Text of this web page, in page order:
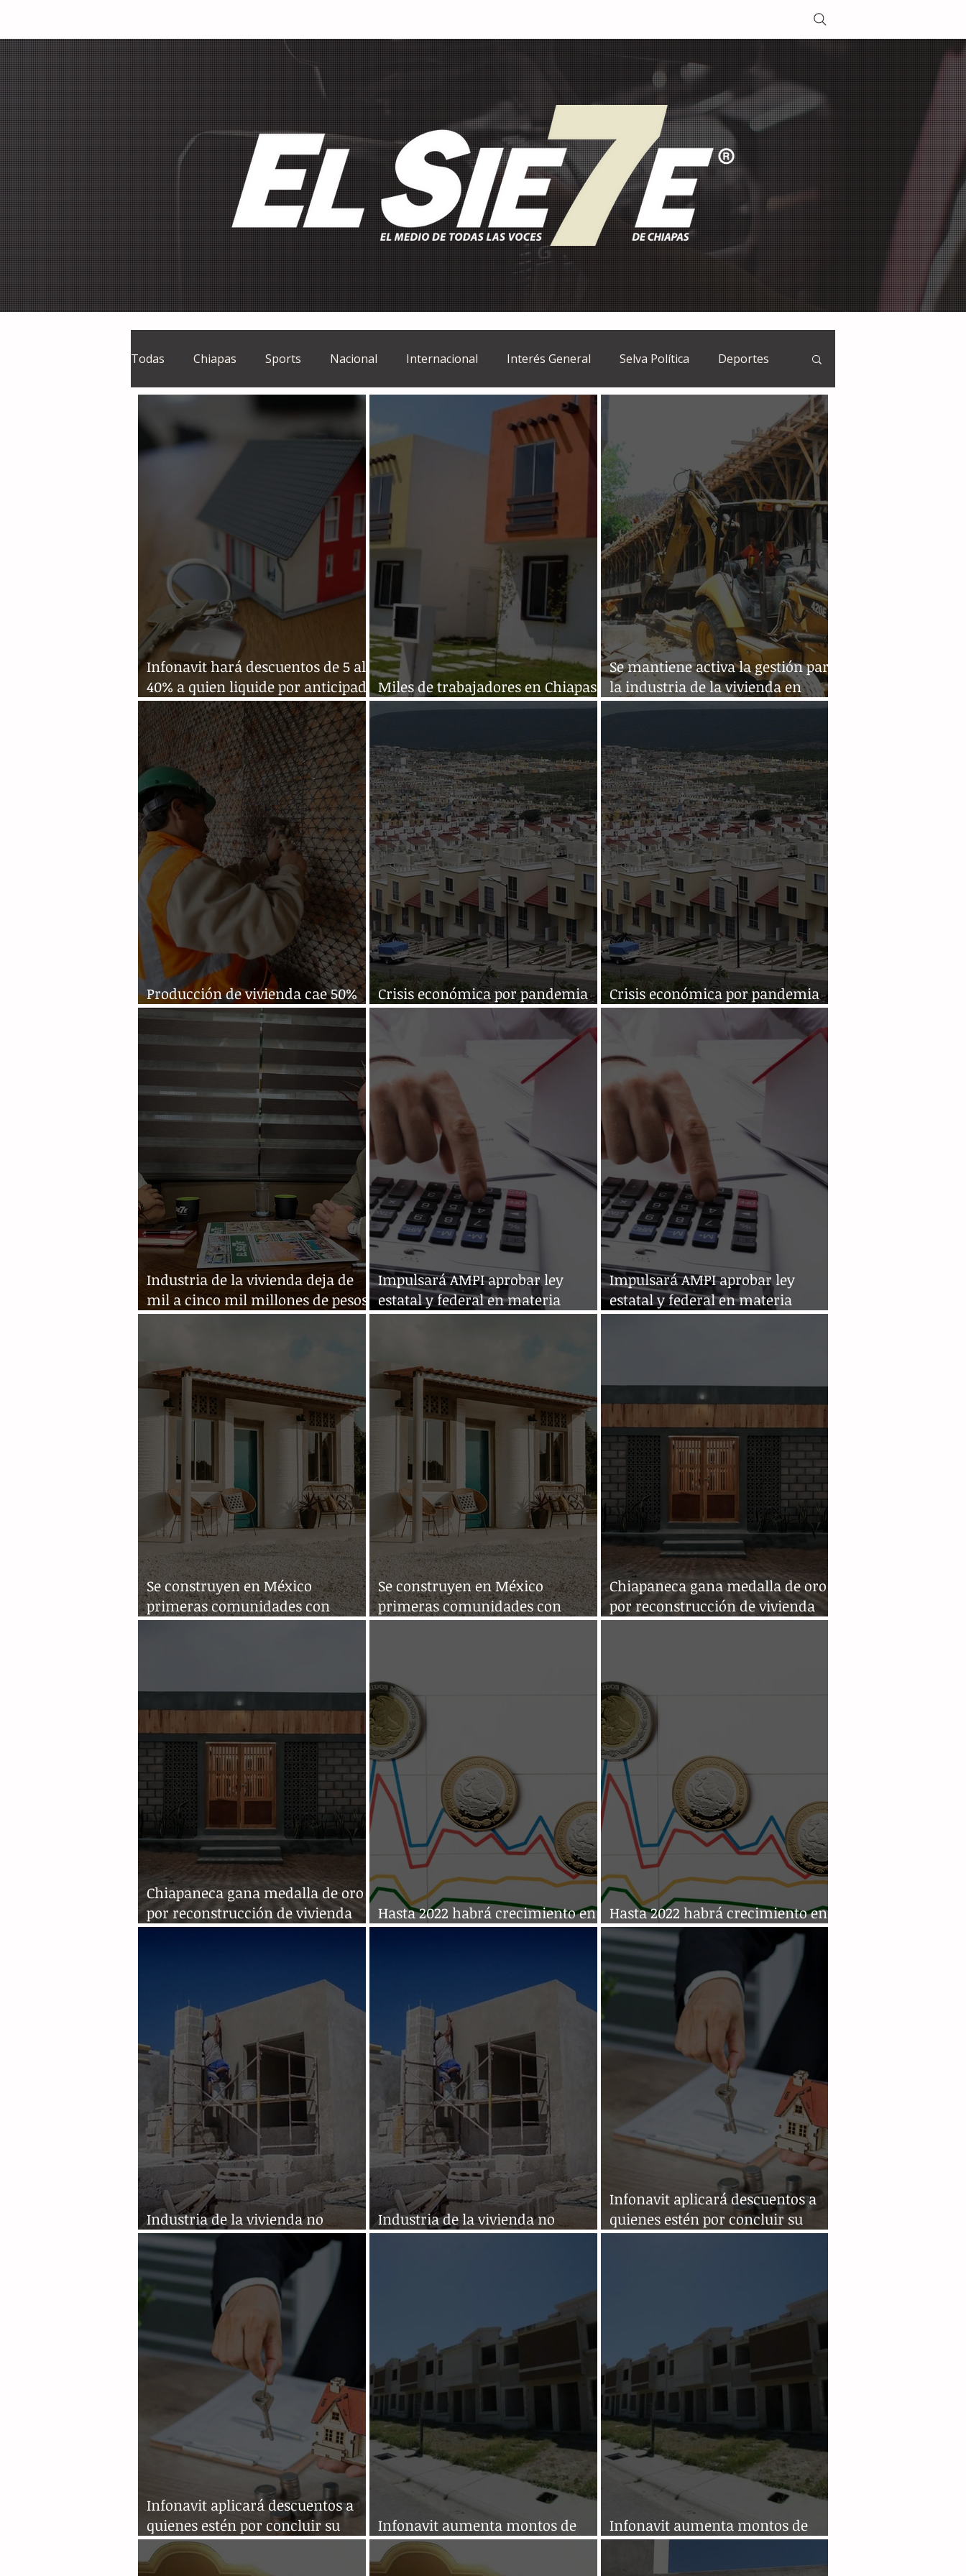
Todas Chiapas Sports Nacional Internacional Interés General Selva Política Deportes
Temas Centrales Estilo de vida bano Tragedia
Grupo Financiero Continental
Infonavit hará descuentos de 5 al
40% a quien liquide por anticipado
su crédito
Miles de trabajadores en Chiapas
no tienen como pagar al Infonavit
Se mantiene activa la gestión para
la industria de la vivienda en
Chiapas
Producción de vivienda cae 50%
por pandemia
Crisis económica por pandemia
afectará industria de la vivienda
Crisis económica por pandemia
afectará industria de la vivienda
Industria de la vivienda deja de
mil a cinco mil millones de pesos
anuales al estado
Impulsará AMPI aprobar ley
estatal y federal en materia
inmobiliaria
Impulsará AMPI aprobar ley
estatal y federal en materia
inmobiliaria
Se construyen en México
primeras comunidades con
impresoras 3D
Se construyen en México
primeras comunidades con
impresoras 3D
Chiapaneca gana medalla de oro
por reconstrucción de vivienda
tras sismo
Chiapaneca gana medalla de oro
por reconstrucción de vivienda
tras sismo
Hasta 2022 habrá crecimiento en
México
Hasta 2022 habrá crecimiento en
México
Industria de la vivienda no
cumplirá meta anual
Industria de la vivienda no
cumplirá meta anual
Infonavit aplicará descuentos a
quienes estén por concluir su
crédito
Infonavit aplicará descuentos a
quienes estén por concluir su
crédito
Infonavit aumenta montos de
crédito para los que menos ganan
Infonavit aumenta montos de
crédito para los que menos ganan